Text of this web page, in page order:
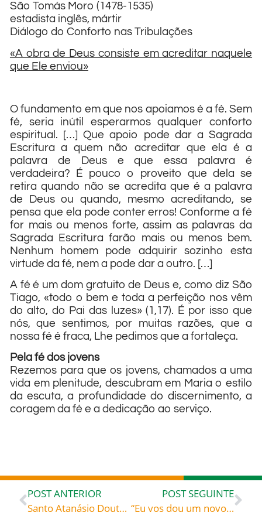
São Tomás Moro (1478-1535)
estadista inglês, mártir
Diálogo do Conforto nas Tribulações
«A obra de Deus consiste em acreditar naquele
que Ele enviou»
O fundamento em que nos apoiamos é a fé. Sem
fé, seria inútil esperarmos qualquer conforto
espiritual. […] Que apoio pode dar a Sagrada
Escritura a quem não acreditar que ela é a
palavra de Deus e que essa palavra é
verdadeira? É pouco o proveito que dela se
retira quando não se acredita que é a palavra
de Deus ou quando, mesmo acreditando, se
pensa que ela pode conter erros! Conforme a fé
for mais ou menos forte, assim as palavras da
Sagrada Escritura farão mais ou menos bem.
Nenhum homem pode adquirir sozinho esta
virtude da fé, nem a pode dar a outro. […]
A fé é um dom gratuito de Deus e, como diz São
Tiago, «todo o bem e toda a perfeição nos vêm
do alto, do Pai das luzes» (1,17). É por isso que
nós, que sentimos, por muitas razões, que a
nossa fé é fraca, Lhe pedimos que a fortaleça.
Pela fé dos jovens
Rezemos para que os jovens, chamados a uma
vida em plenitude, descubram em Maria o estilo
da escuta, a profundidade do discernimento, a
coragem da fé e a dedicação ao serviço.
POST ANTERIOR
Santo Atanásio Doutor da Igreja (296+373), celebrado hoje, 29, roga por todos nós!
POST SEGUINTE
“Eu vos dou um novo mandamento: que vos ameis uns aos outros” (Jo 13,34) – Palavra de vida do mês de maio 2022